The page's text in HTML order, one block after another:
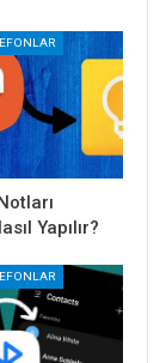
Yapılır?